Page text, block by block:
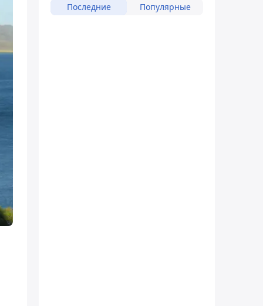
Последние Популярные